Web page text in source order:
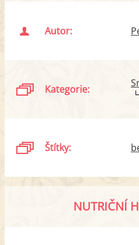
Autor:
Kategorie:
Štítky:
NUTRIČNÍ